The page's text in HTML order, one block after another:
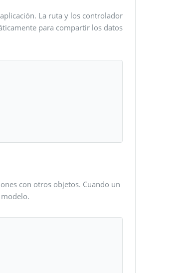
La ruta y los controlador
para compartir los datos
con otros objetos. Cuando un